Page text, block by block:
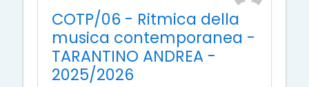
COTP/06 - Ritmica della
musica contemporanea -
TARANTINO ANDREA -
2025/2026